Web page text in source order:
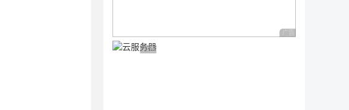
广告 商业广告，理性
广告 商业广告，理性选择